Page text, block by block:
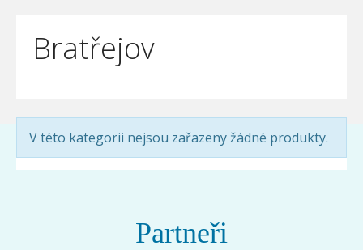
Bratřejov
V této kategorii nejsou zařazeny žádné produkty.
Partneři